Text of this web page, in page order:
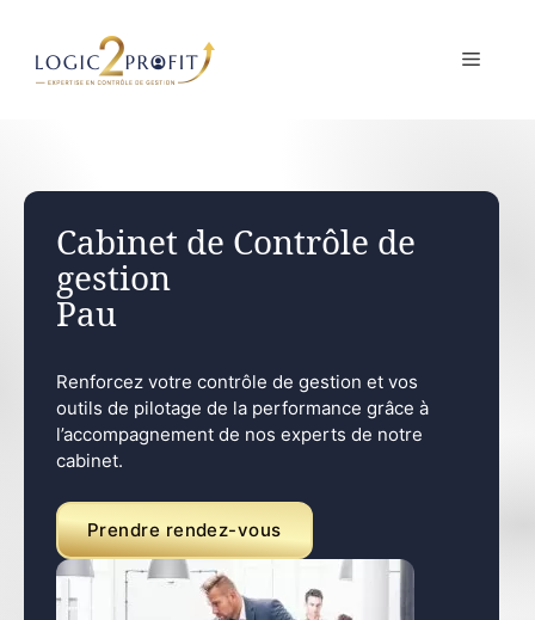
contenu
MENU
Cabinet de Contrôle de
gestion
Pau
Renforcez votre contrôle de gestion et vos
outils de pilotage de la performance grâce à
l’accompagnement de nos experts de notre
cabinet.
Prendre rendez-vous